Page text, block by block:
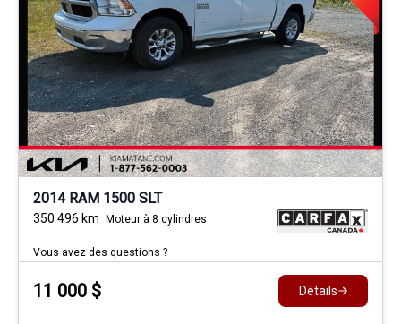
2014 RAM 1500 SLT
350 496 km Moteur à 8 cylindres
Vous avez des questions ?
11 000 $ Détails